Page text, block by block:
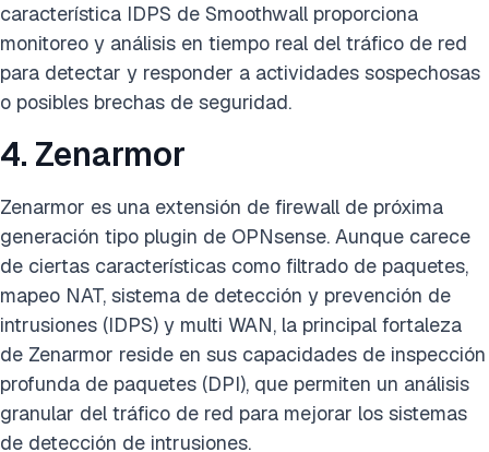
característica IDPS de Smoothwall proporciona
monitoreo y análisis en tiempo real del tráfico de red
para detectar y responder a actividades sospechosas
o posibles brechas de seguridad.
4. Zenarmor
Zenarmor es una extensión de firewall de próxima
generación tipo plugin de OPNsense. Aunque carece
de ciertas características como filtrado de paquetes,
mapeo NAT, sistema de detección y prevención de
intrusiones (IDPS) y multi WAN, la principal fortaleza
de Zenarmor reside en sus capacidades de inspección
profunda de paquetes (DPI), que permiten un análisis
granular del tráfico de red para mejorar los sistemas
de detección de intrusiones.